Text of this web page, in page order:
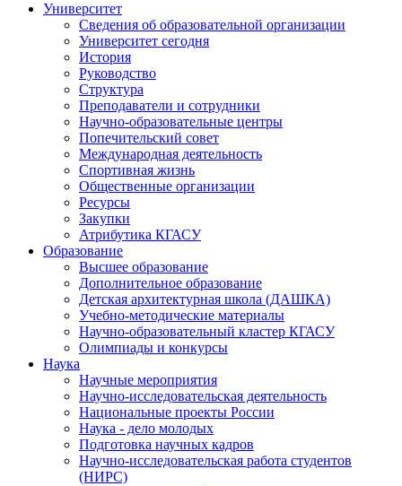
Университет
Сведения об образовательной организации
Университет сегодня
История
Руководство
Структура
Преподаватели и сотрудники
Научно-образовательные центры
Попечительский совет
Международная деятельность
Спортивная жизнь
Общественные организации
Ресурсы
Закупки
Атрибутика КГАСУ
Образование
Высшее образование
Дополнительное образование
Детская архитектурная школа (ДАШКА)
Учебно-методические материалы
Научно-образовательный кластер КГАСУ
Олимпиады и конкурсы
Наука
Научные мероприятия
Научно-исследовательская деятельность
Национальные проекты России
Наука - дело молодых
Подготовка научных кадров
Научно-исследовательская работа студентов
(НИРС)